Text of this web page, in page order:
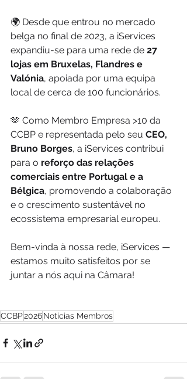
🌍 Desde que entrou no mercado
belga no final de 2023, a iServices
expandiu-se para uma rede de 27
lojas em Bruxelas, Flandres e
Valónia, apoiada por uma equipa
local de cerca de 100 funcionários.
🫶 Como Membro Empresa >10 da
CCBP e representada pelo seu CEO,
Bruno Borges, a iServices contribui
para o reforço das relações
comerciais entre Portugal e a
Bélgica, promovendo a colaboração
e o crescimento sustentável no
ecossistema empresarial europeu.
Bem-vinda à nossa rede, iServices —
estamos muito satisfeitos por se
juntar a nós aqui na Câmara!
CCBP2026Notícias Membros